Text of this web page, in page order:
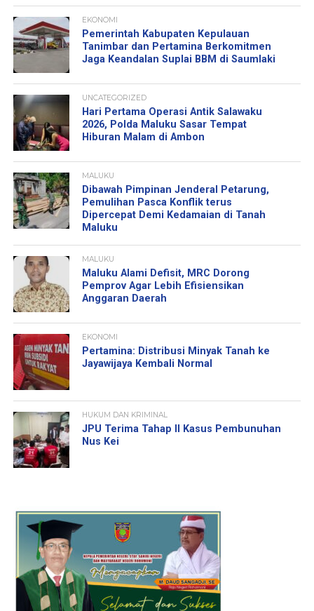
EKONOMI
Pemerintah Kabupaten Kepulauan
Tanimbar dan Pertamina Berkomitmen
Jaga Keandalan Suplai BBM di Saumlaki
UNCATEGORIZED
Hari Pertama Operasi Antik Salawaku
2026, Polda Maluku Sasar Tempat
Hiburan Malam di Ambon
MALUKU
Dibawah Pimpinan Jenderal Petarung,
Pemulihan Pasca Konflik terus
Dipercepat Demi Kedamaian di Tanah
Maluku
MALUKU
Maluku Alami Defisit, MRC Dorong
Pemprov Agar Lebih Efisiensikan
Anggaran Daerah
EKONOMI
Pertamina: Distribusi Minyak Tanah ke
Jayawijaya Kembali Normal
HUKUM DAN KRIMINAL
JPU Terima Tahap II Kasus Pembunuhan
Nus Kei